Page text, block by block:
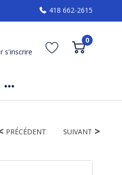
418 662-2615
s'inscrire
0
PRÉCÉDENT SUIVANT